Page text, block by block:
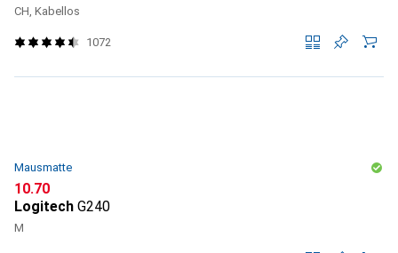
CH, Kabellos
1072
Mausmatte
CHF
10.70
Logitech G240
M